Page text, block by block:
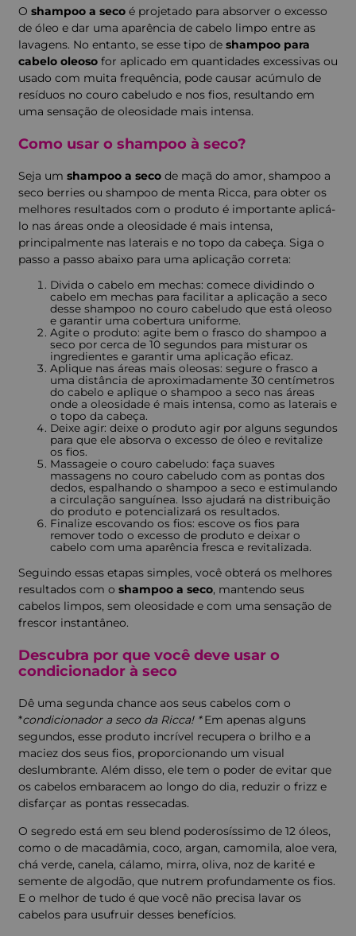
O shampoo a seco é projetado para absorver o excesso
de óleo e dar uma aparência de cabelo limpo entre as
lavagens. No entanto, se esse tipo de shampoo para
cabelo oleoso for aplicado em quantidades excessivas ou
usado com muita frequência, pode causar acúmulo de
resíduos no couro cabeludo e nos fios, resultando em
uma sensação de oleosidade mais intensa.
Como usar o shampoo à seco?
Seja um shampoo a seco de maçã do amor, shampoo a
seco berries ou shampoo de menta Ricca, para obter os
melhores resultados com o produto é importante aplicá-
lo nas áreas onde a oleosidade é mais intensa,
principalmente nas laterais e no topo da cabeça. Siga o
passo a passo abaixo para uma aplicação correta:
Divida o cabelo em mechas: comece dividindo o
cabelo em mechas para facilitar a aplicação a seco
desse shampoo no couro cabeludo que está oleoso
e garantir uma cobertura uniforme.
Agite o produto: agite bem o frasco do shampoo a
seco por cerca de 10 segundos para misturar os
ingredientes e garantir uma aplicação eficaz.
Aplique nas áreas mais oleosas: segure o frasco a
uma distância de aproximadamente 30 centímetros
do cabelo e aplique o shampoo a seco nas áreas
onde a oleosidade é mais intensa, como as laterais e
o topo da cabeça.
Deixe agir: deixe o produto agir por alguns segundos
para que ele absorva o excesso de óleo e revitalize
os fios.
Massageie o couro cabeludo: faça suaves
massagens no couro cabeludo com as pontas dos
dedos, espalhando o shampoo a seco e estimulando
a circulação sanguínea. Isso ajudará na distribuição
do produto e potencializará os resultados.
Finalize escovando os fios: escove os fios para
remover todo o excesso de produto e deixar o
cabelo com uma aparência fresca e revitalizada.
Seguindo essas etapas simples, você obterá os melhores
resultados com o shampoo a seco, mantendo seus
cabelos limpos, sem oleosidade e com uma sensação de
frescor instantâneo.
Descubra por que você deve usar o
condicionador à seco
Dê uma segunda chance aos seus cabelos com o
*condicionador a seco da Ricca! *Em apenas alguns
segundos, esse produto incrível recupera o brilho e a
maciez dos seus fios, proporcionando um visual
deslumbrante. Além disso, ele tem o poder de evitar que
os cabelos embaracem ao longo do dia, reduzir o frizz e
disfarçar as pontas ressecadas.
O segredo está em seu blend poderosíssimo de 12 óleos,
como o de macadâmia, coco, argan, camomila, aloe vera,
chá verde, canela, cálamo, mirra, oliva, noz de karité e
semente de algodão, que nutrem profundamente os fios.
E o melhor de tudo é que você não precisa lavar os
cabelos para usufruir desses benefícios.